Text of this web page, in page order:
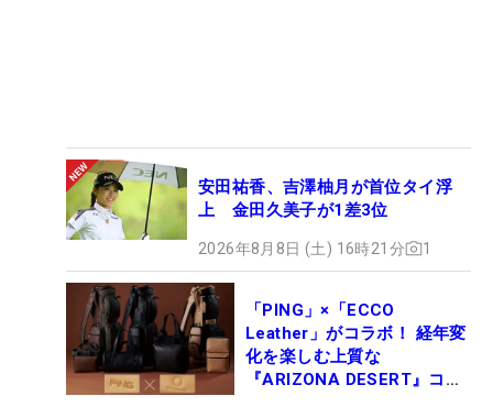
安田祐香、吉澤柚月が首位タイ浮
上 金田久美子が1差3位
2026年8月8日 (土) 16時21分 1
「PING」×「ECCO
Leather」がコラボ！ 経年変
化を楽しむ上質な
『ARIZONA DESERT』コレ